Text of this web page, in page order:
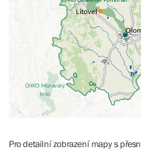
Pro detailní zobrazení mapy s